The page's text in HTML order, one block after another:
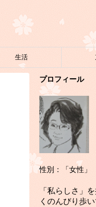
生活
プロフィール
性別：「女性」
「私らしさ」
くのんびり歩い